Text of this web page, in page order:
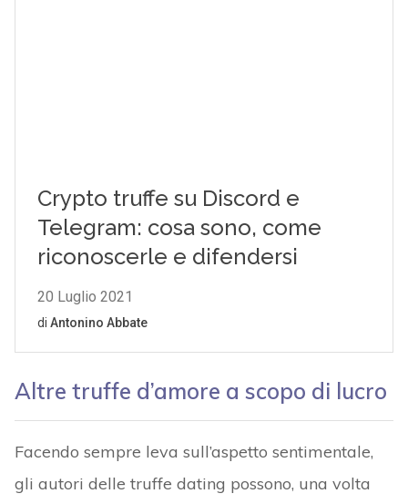
Altre truffe d’amore a scopo di lucro
Facendo sempre leva sull’aspetto sentimentale,
gli autori delle truffe dating possono, una volta